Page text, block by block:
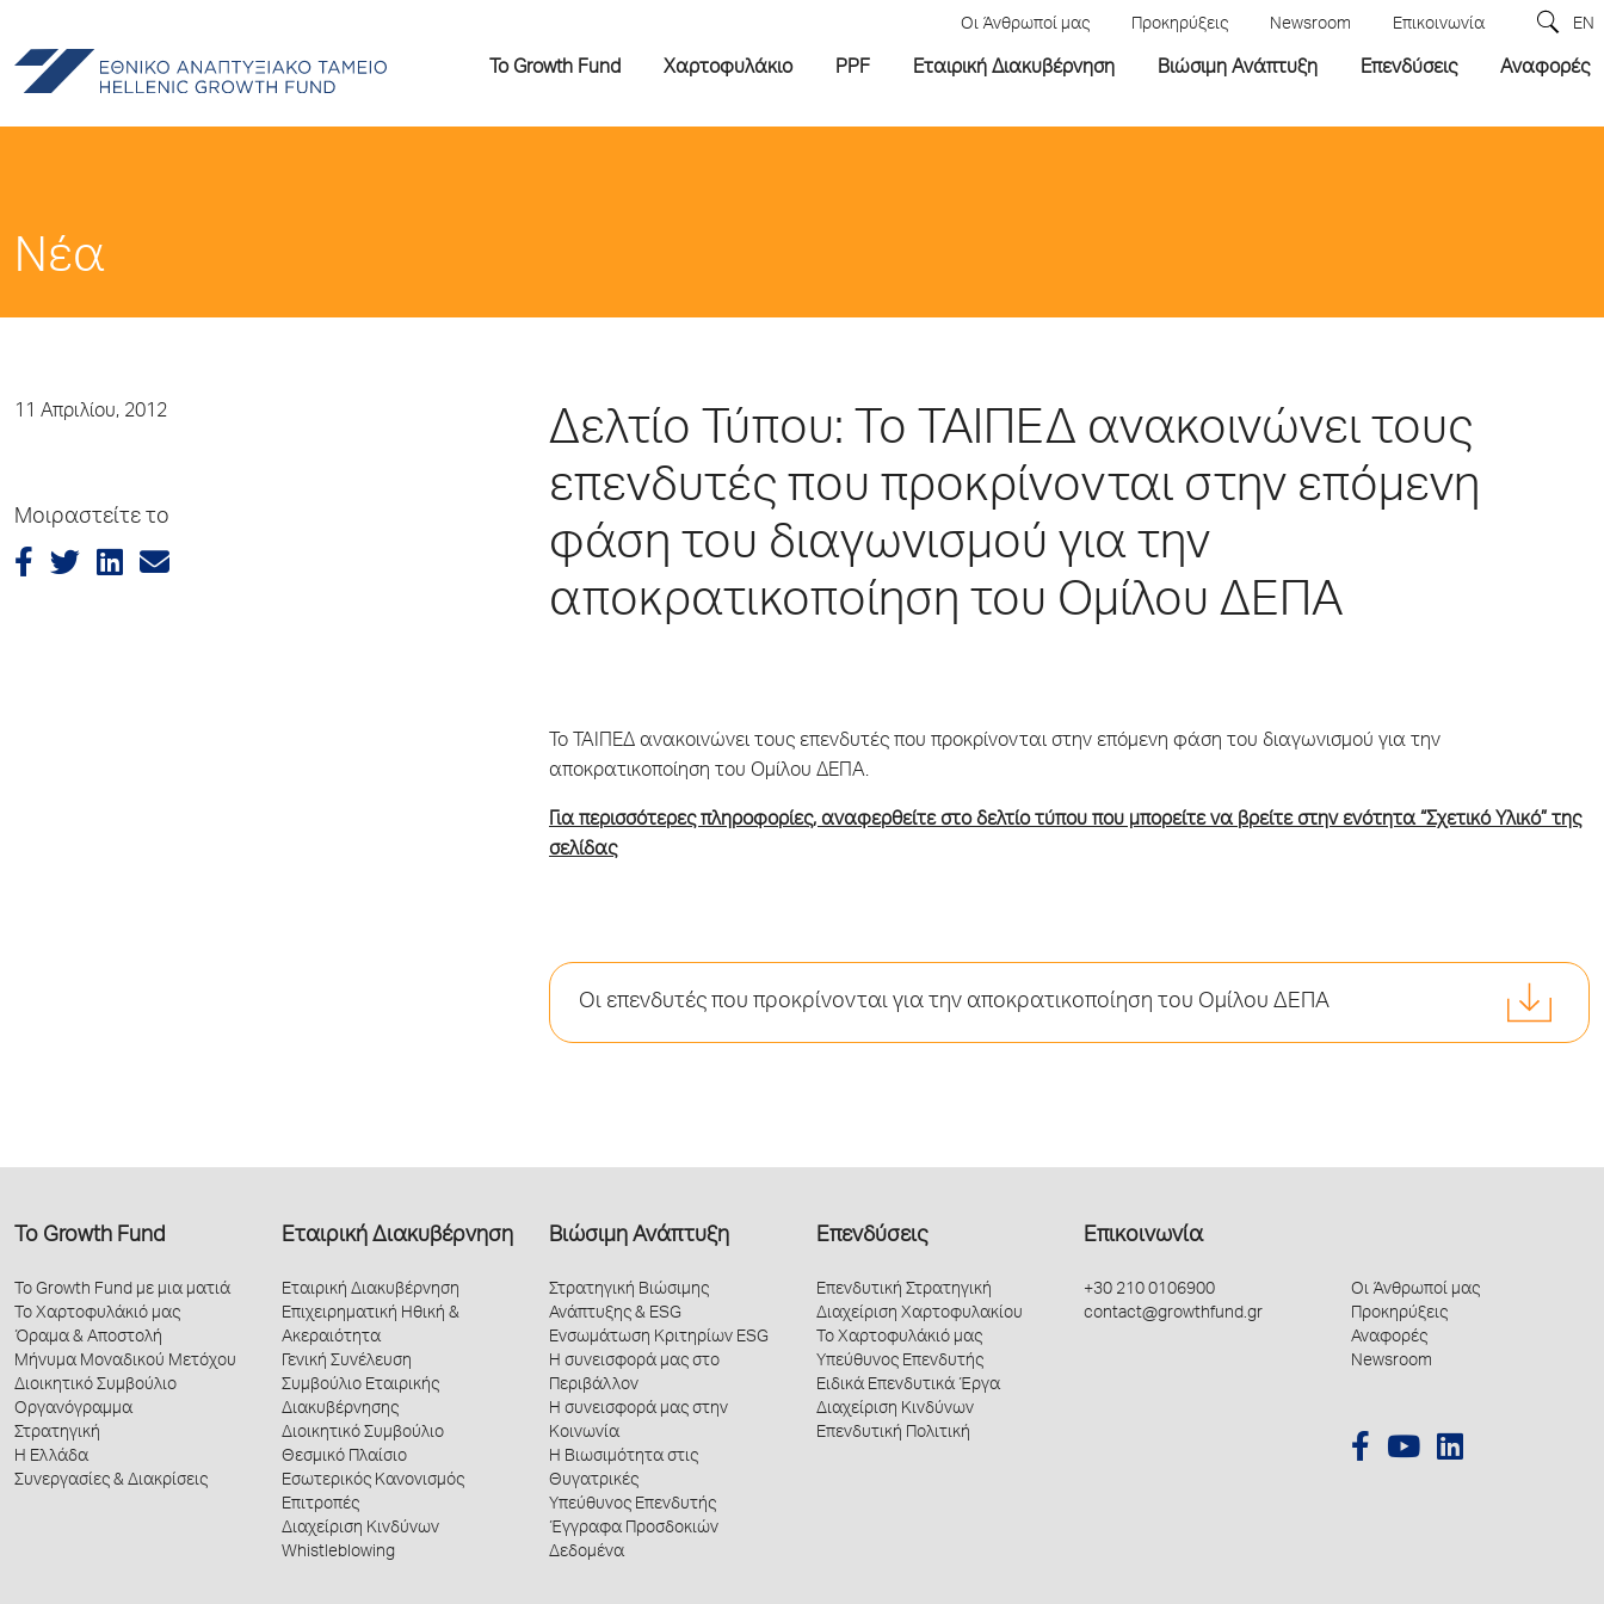
Οι Άνθρωποί μας Προκηρύξεις Newsroom Επικοινωνία EN
Το Growth Fund Χαρτοφυλάκιο PPF Εταιρική Διακυβέρνηση Βιώσιμη Ανάπτυξη Επενδύσεις Αναφορές
Νέα
11 Απριλίου, 2012
Μοιραστείτε το
Δελτίο Τύπου: Το ΤΑΙΠΕΔ ανακοινώνει τους
επενδυτές που προκρίνονται στην επόμενη
φάση του διαγωνισμού για την
αποκρατικοποίηση του Ομίλου ΔΕΠΑ
Το ΤΑΙΠΕΔ ανακοινώνει τους επενδυτές που προκρίνονται στην επόμενη φάση του διαγωνισμού για την
αποκρατικοποίηση του Ομίλου ΔΕΠΑ.
Για περισσότερες πληροφορίες, αναφερθείτε στο δελτίο τύπου που μπορείτε να βρείτε στην ενότητα “Σχετικό Υλικό” της
σελίδας
Οι επενδυτές που προκρίνονται για την αποκρατικοποίηση του Ομίλου ΔΕΠΑ
Το Growth Fund
Το Growth Fund με μια ματιά
Το Χαρτοφυλάκιό μας
Όραμα & Αποστολή
Μήνυμα Μοναδικού Μετόχου
Διοικητικό Συμβούλιο
Οργανόγραμμα
Στρατηγική
Η Ελλάδα
Συνεργασίες & Διακρίσεις
Εταιρική Διακυβέρνηση
Εταιρική Διακυβέρνηση
Επιχειρηματική Ηθική &
Ακεραιότητα
Γενική Συνέλευση
Συμβούλιο Εταιρικής
Διακυβέρνησης
Διοικητικό Συμβούλιο
Θεσμικό Πλαίσιο
Εσωτερικός Κανονισμός
Επιτροπές
Διαχείριση Κινδύνων
Whistleblowing
Βιώσιμη Ανάπτυξη
Στρατηγική Βιώσιμης
Ανάπτυξης & ESG
Ενσωμάτωση Κριτηρίων ESG
Η συνεισφορά μας στο
Περιβάλλον
Η συνεισφορά μας στην
Κοινωνία
Η Βιωσιμότητα στις
Θυγατρικές
Υπεύθυνος Επενδυτής
Έγγραφα Προσδοκιών
Δεδομένα
Επενδύσεις
Επενδυτική Στρατηγική
Διαχείριση Χαρτοφυλακίου
Το Χαρτοφυλάκιό μας
Υπεύθυνος Επενδυτής
Ειδικά Επενδυτικά Έργα
Διαχείριση Κινδύνων
Επενδυτική Πολιτική
Επικοινωνία
+30 210 0106900
contact@growthfund.gr
Οι Άνθρωποί μας
Προκηρύξεις
Αναφορές
Newsroom